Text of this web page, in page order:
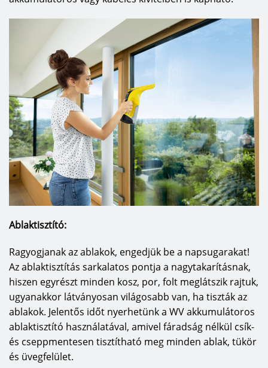
Ablaktisztító:
Ragyogjanak az ablakok, engedjük be a napsugarakat!
Az ablaktisztítás sarkalatos pontja a nagytakarításnak,
hiszen egyrészt minden kosz, por, folt meglátszik rajtuk,
ugyanakkor látványosan világosabb van, ha tiszták az
ablakok. Jelentős időt nyerhetünk a WV akkumulátoros
ablaktisztító használatával, amivel fáradság nélkül csík-
és cseppmentesen tisztítható meg minden ablak, tükör
és üvegfelület.